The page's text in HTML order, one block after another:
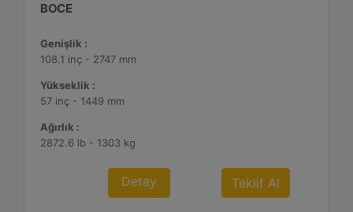
BOCE
Genişlik :
108.1 inç - 2747 mm
Yükseklik :
57 inç - 1449 mm
Ağırlık :
2872.6 lb - 1303 kg
Detay Teklif Al